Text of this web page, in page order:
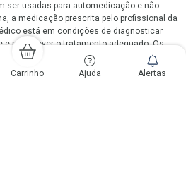
Carrinho Ajuda Alertas
ser usadas para automedicação e não
a medicação prescrita pelo profissional da
está em condições de diagnosticar
e prescrever o tratamento adequado. Os
apenas para compras via internet. As
são meramente ilustrativas. *Preços e